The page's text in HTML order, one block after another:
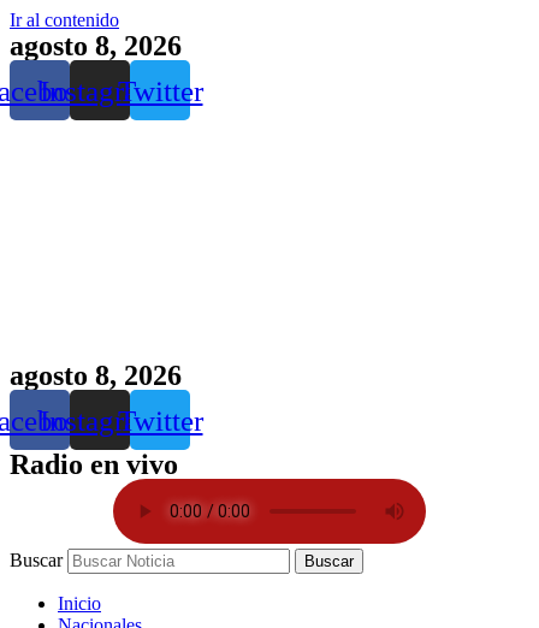
Ir al contenido
agosto 8, 2026
InstagramTwitter
agosto 8, 2026
InstagramTwitter
Radio en vivo
Buscar Buscar
Inicio